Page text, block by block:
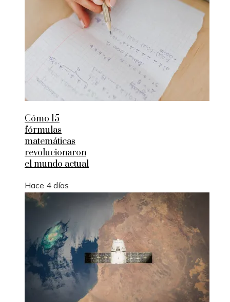
Cómo 15
fórmulas
matemáticas
revolucionaron
el mundo actual
Hace 4 días